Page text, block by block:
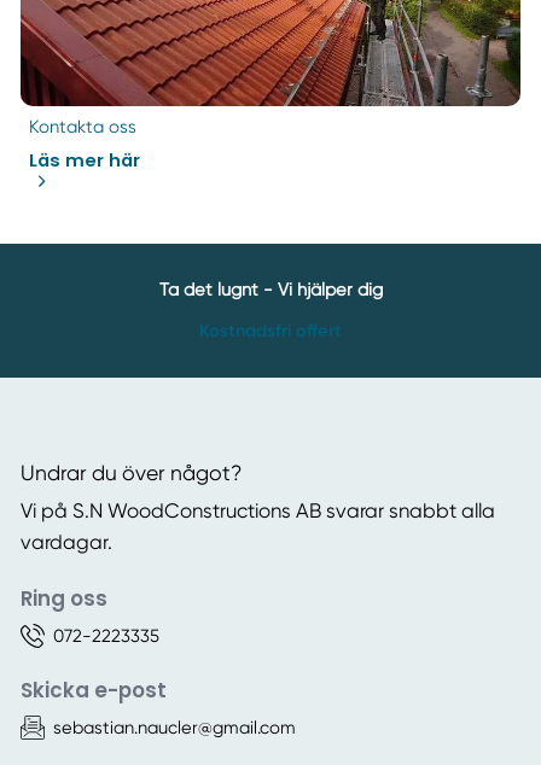
Kontakta oss
Läs mer här
Ta det lugnt - Vi hjälper dig
Kostnadsfri offert
Undrar du över något?
Vi på S.N WoodConstructions AB svarar snabbt alla
vardagar.
Ring oss
072-2223335
Skicka e-post
sebastian.naucler@gmail.com